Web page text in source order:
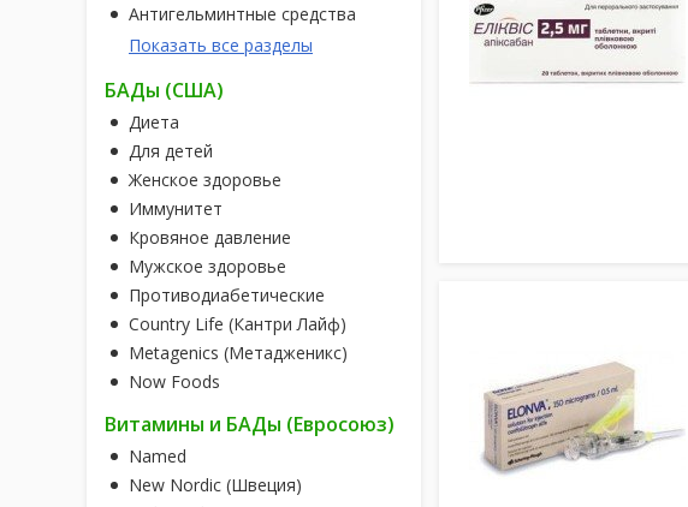
Антигельминтные средства
Показать все разделы
БАДы (США)
Диета
Для детей
Женское здоровье
Иммунитет
Кровяное давление
Мужское здоровье
Противодиабетические
Country Life (Кантри Лайф)
Metagenics (Метадженикс)
Now Foods
Витамины и БАДы (Евросоюз)
Named
New Nordic (Швеция)